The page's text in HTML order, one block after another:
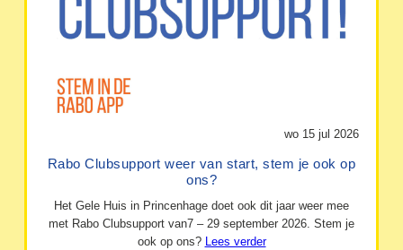
wo 15 jul 2026
Rabo Clubsupport weer van start, stem je ook op
ons?
Het Gele Huis in Princenhage doet ook dit jaar weer mee
met Rabo Clubsupport van7 – 29 september 2026. Stem je
ook op ons? Lees verder